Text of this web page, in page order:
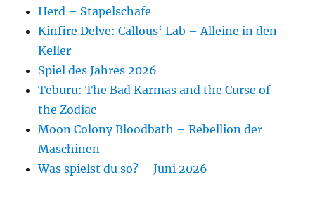
Herd – Stapelschafe
Kinfire Delve: Callous‘ Lab – Alleine in den
Keller
Spiel des Jahres 2026
Teburu: The Bad Karmas and the Curse of
the Zodiac
Moon Colony Bloodbath – Rebellion der
Maschinen
Was spielst du so? – Juni 2026